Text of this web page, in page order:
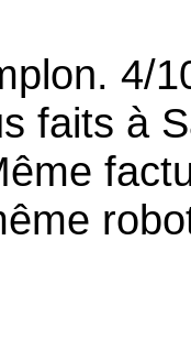
4/
faits à